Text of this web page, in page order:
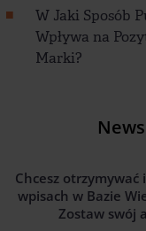
W Jaki Sposób
Wpływa na
Marki?
Chcesz
wpisach w Bazie
Zostaw swój